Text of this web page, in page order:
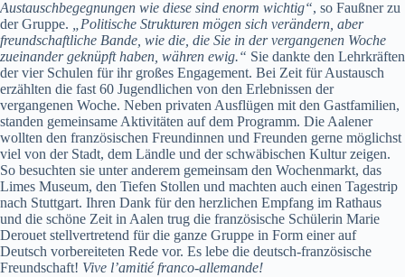
Austauschbegegnungen wie diese sind enorm wichtig“, so Faußner zu
der Gruppe. „Politische Strukturen mögen sich verändern, aber
freundschaftliche Bande, wie die, die Sie in der vergangenen Woche
zueinander geknüpft haben, währen ewig.“ Sie dankte den Lehrkräften
der vier Schulen für ihr großes Engagement. Bei Zeit für Austausch
erzählten die fast 60 Jugendlichen von den Erlebnissen der
vergangenen Woche. Neben privaten Ausflügen mit den Gastfamilien,
standen gemeinsame Aktivitäten auf dem Programm. Die Aalener
wollten den französischen Freundinnen und Freunden gerne möglichst
viel von der Stadt, dem Ländle und der schwäbischen Kultur zeigen.
So besuchten sie unter anderem gemeinsam den Wochenmarkt, das
Limes Museum, den Tiefen Stollen und machten auch einen Tagestrip
nach Stuttgart. Ihren Dank für den herzlichen Empfang im Rathaus
und die schöne Zeit in Aalen trug die französische Schülerin Marie
Derouet stellvertretend für die ganze Gruppe in Form einer auf
Deutsch vorbereiteten Rede vor. Es lebe die deutsch-französische
Freundschaft! Vive l’amitié franco-allemande!